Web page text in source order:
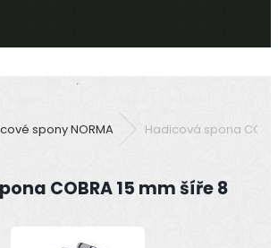
spony NORMA Hadicová spona
COBRA 15 mm šíře 8